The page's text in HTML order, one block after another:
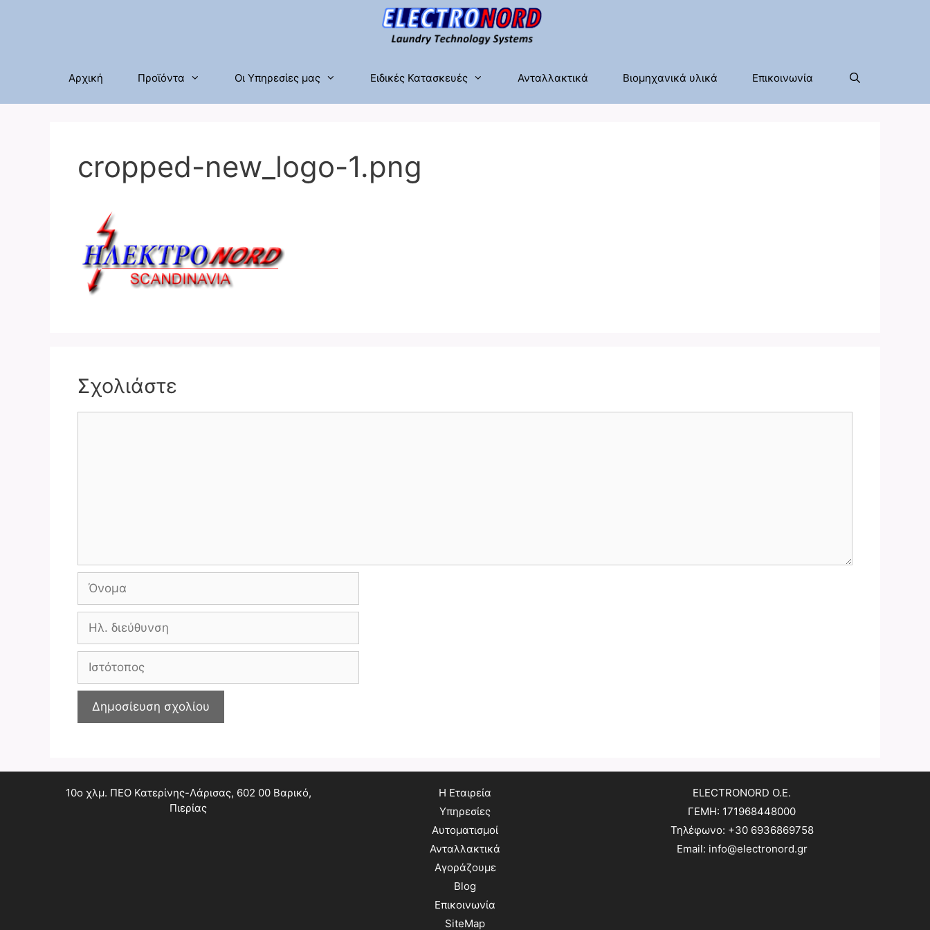
Αρχική Προϊόντα Οι Υπηρεσίες μας Ειδικές Κατασκευές Ανταλλακτικά Βιομηχανικά υλικά Επικοινωνία
cropped-new_logo-1.png
Σχολιάστε
διεύθυνση
10ο χλμ. ΠΕΟ Κατερίνης-Λάρισας, 602 00 Βαρικό,
Πιερίας
Η Εταιρεία
Υπηρεσίες
Αυτοματισμοί
Ανταλλακτικά
Αγοράζουμε
Blog
Επικοινωνία
SiteMap
ELECTRONORD O.E.
ΓΕΜΗ: 171968448000
Τηλέφωνο: +30 6936869758
Email: info@electronord.gr